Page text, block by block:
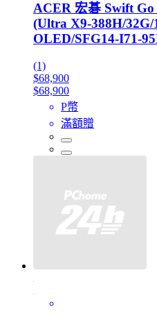
ACER 宏碁 Swift
(Ultra X9-388H/32G/
OLED/SFG14-I71-
(1)
$68,900
$68,900
P幣
滿額贈